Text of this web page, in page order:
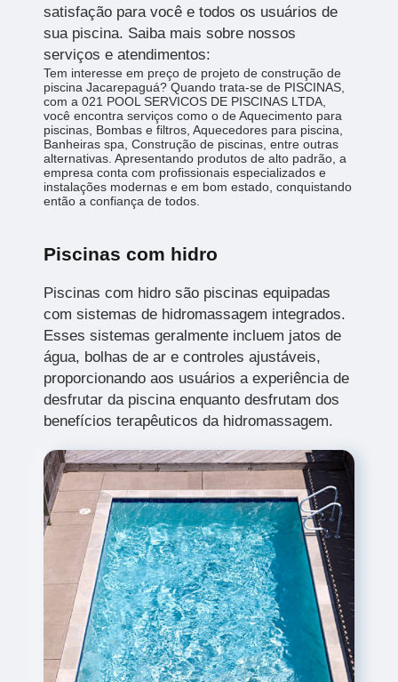
satisfação para você e todos os usuários de
sua piscina. Saiba mais sobre nossos
serviços e atendimentos:
Tem interesse em preço de projeto de construção de
piscina Jacarepaguá? Quando trata-se de PISCINAS,
com a 021 POOL SERVICOS DE PISCINAS LTDA,
você encontra serviços como o de Aquecimento para
piscinas, Bombas e filtros, Aquecedores para piscina,
Banheiras spa, Construção de piscinas, entre outras
alternativas. Apresentando produtos de alto padrão, a
empresa conta com profissionais especializados e
instalações modernas e em bom estado, conquistando
então a confiança de todos.
Piscinas com hidro
Piscinas com hidro são piscinas equipadas
com sistemas de hidromassagem integrados.
Esses sistemas geralmente incluem jatos de
água, bolhas de ar e controles ajustáveis,
proporcionando aos usuários a experiência de
desfrutar da piscina enquanto desfrutam dos
benefícios terapêuticos da hidromassagem.